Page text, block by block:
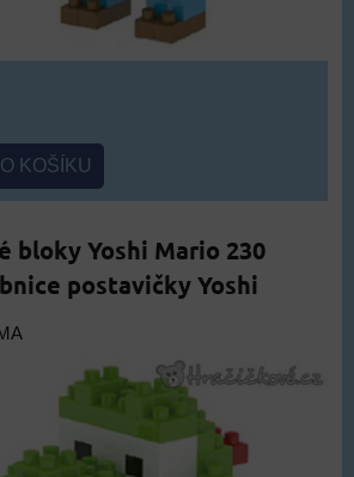
KOŠÍKU
bloky Yoshi Mario 230
postavičky Yoshi